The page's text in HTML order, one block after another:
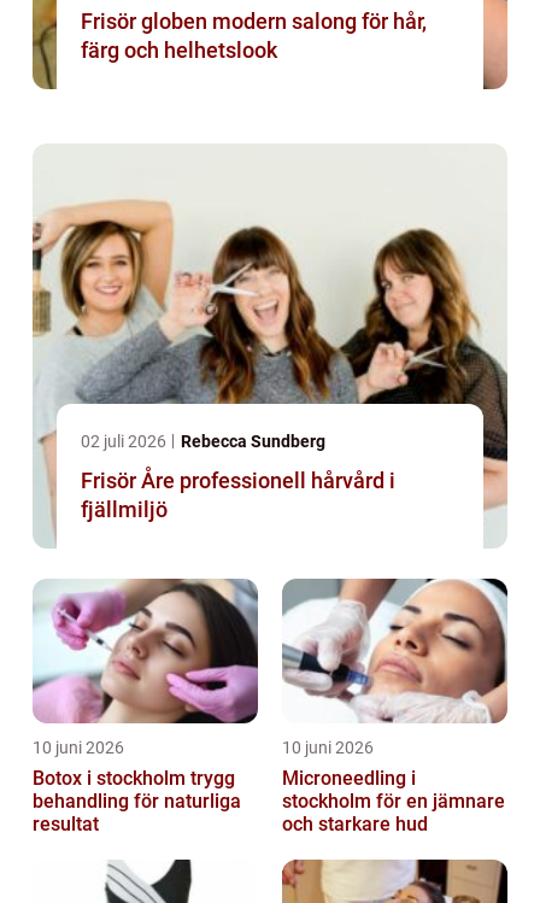
Frisör globen modern salong för hår,
färg och helhetslook
02 juli 2026 Rebecca Sundberg
Frisör Åre professionell hårvård i
fjällmiljö
10 juni 2026
Botox i stockholm trygg
behandling för naturliga
resultat
10 juni 2026
Microneedling i
stockholm för en jämnare
och starkare hud